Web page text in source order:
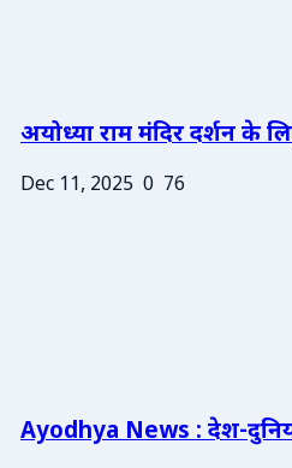
अयोध्या राम मंदिर दर्शन के
Dec 11, 2025 0 76
Ayodhya News : देश-